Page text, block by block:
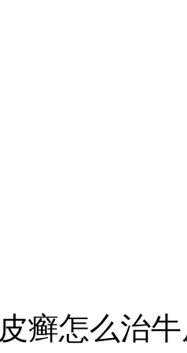
癣怎么治